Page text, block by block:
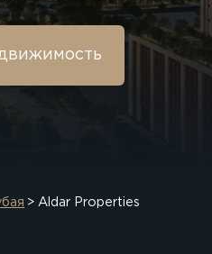
Aldar Properties